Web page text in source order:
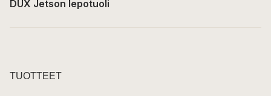
DUX Jetson lepotuoli
TUOTTEET